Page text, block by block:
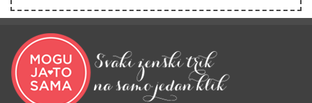
DATUMI KOJI MENJAJU SUDBINU:
Ošišajte se OVIH dana u mesecu
ako želite da vam kosa raste kao iz
vode i privučete novu ljubav!